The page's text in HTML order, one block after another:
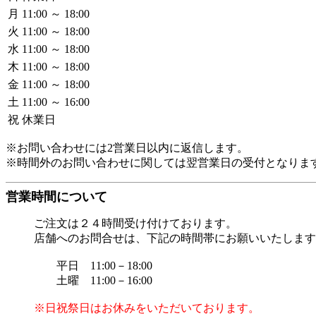
月 11:00 ～ 18:00
火 11:00 ～ 18:00
水 11:00 ～ 18:00
木 11:00 ～ 18:00
金 11:00 ～ 18:00
土 11:00 ～ 16:00
祝 休業日
※お問い合わせには2営業日以内に返信します。
※時間外のお問い合わせに関しては翌営業日の受付となりま
営業時間について
ご注文は２４時間受け付けております。
店舗へのお問合せは、下記の時間帯にお願いいたしま
平日 11:00－18:00
土曜 11:00－16:00
※日祝祭日はお休みをいただいております。